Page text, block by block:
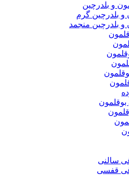
و بلدرچین
و بلدرچین گرم
و بلدرچین منجمد
سالنی
قفسی